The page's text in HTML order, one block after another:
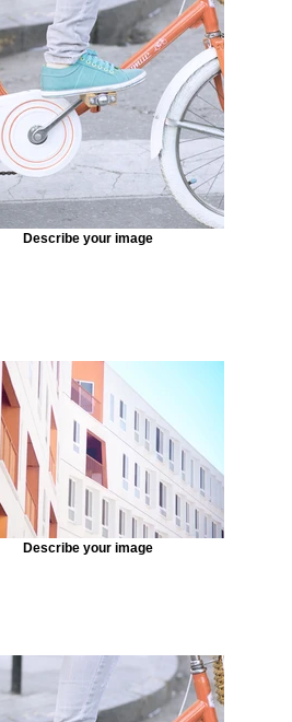
content straight from
your design.
images, videos and more,
from your site visitors
on your content
for every
Simply click Publish
live.
Next
Describe your image
Describe your image